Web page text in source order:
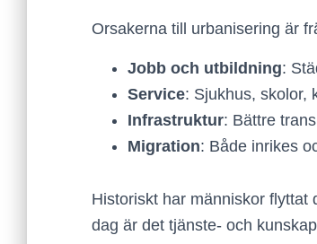
Orsakerna till urbanisering är
Jobb och utbildning:
Service: Sjukhus, skolor,
Infrastruktur: Bättre
Migration: Både inrikes
Historiskt har människor flyttat
dag är det tjänste- och